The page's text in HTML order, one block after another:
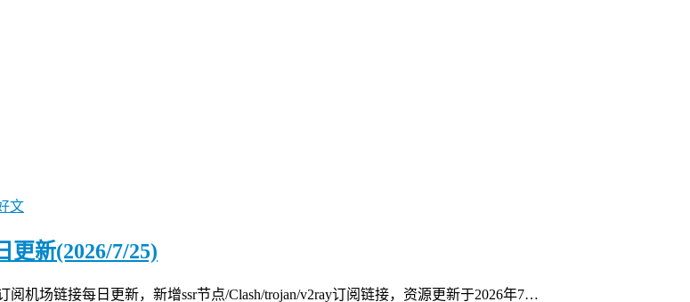
文
更新(2026/7/25)
机场链接每日更新，新增ssr节点/Clash/trojan/v2ray订阅链接，资源更新于2026年7…